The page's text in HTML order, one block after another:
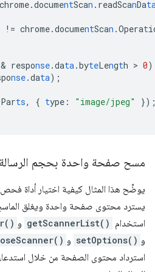
chrome.documentScan .readScanDa
!= chrome.documentScan .Operat
response.data.byteLength > 0)
nse.data);
ts, { type : "image/jpeg" }
مسح صفحة واحدة بحجم
يوضِّح هذا المثال كيفية اختيار أداة
يسترد محتوى صفحة واحدة ويغلق
استخدام getScannerList() و
و setOptions() و
استرداد محتوى الصفحة من خلال استدعاء